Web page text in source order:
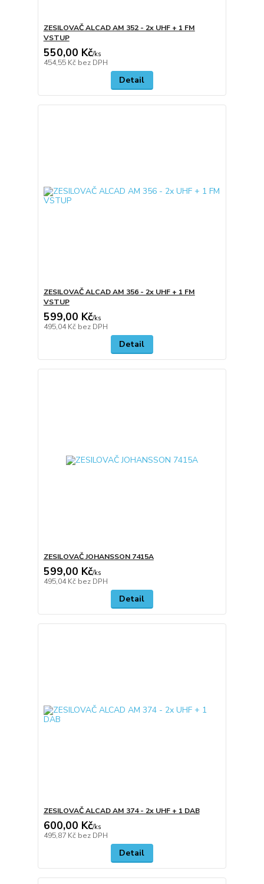
ZESILOVAČ ALCAD AM 352 - 2x UHF + 1 FM
VSTUP
550,00 Kč/ks
454,55 Kč bez DPH
Detail
ZESILOVAČ ALCAD AM 356 - 2x UHF + 1 FM
VSTUP
599,00 Kč/ks
495,04 Kč bez DPH
Detail
ZESILOVAČ JOHANSSON 7415A
599,00 Kč/ks
495,04 Kč bez DPH
Detail
ZESILOVAČ ALCAD AM 374 - 2x UHF + 1 DAB
600,00 Kč/ks
495,87 Kč bez DPH
Detail